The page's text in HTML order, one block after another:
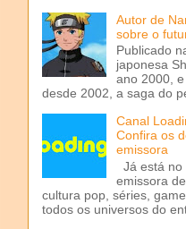
Autor de
sobre o
Publicado
japonesa
ano 2000,
desde 2002, a saga do
Canal
Confira os
emissora
Já está no
emissora
cultura pop, séries,
todos os universos do